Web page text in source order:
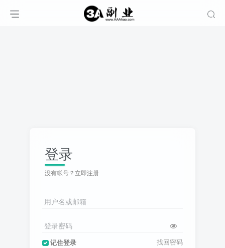
登录
没有帐号？立即注册
用户名或邮箱
登录密码
记住登录 找回密码